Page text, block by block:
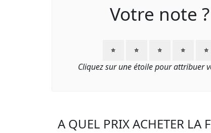
Votre note ?
⭐ ⭐ ⭐ ⭐ ⭐
Cliquez sur une étoile pour attribuer
A QUEL PRIX ACHETER LA